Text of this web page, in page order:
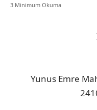
3 Minimum Okuma
Yunus Emre